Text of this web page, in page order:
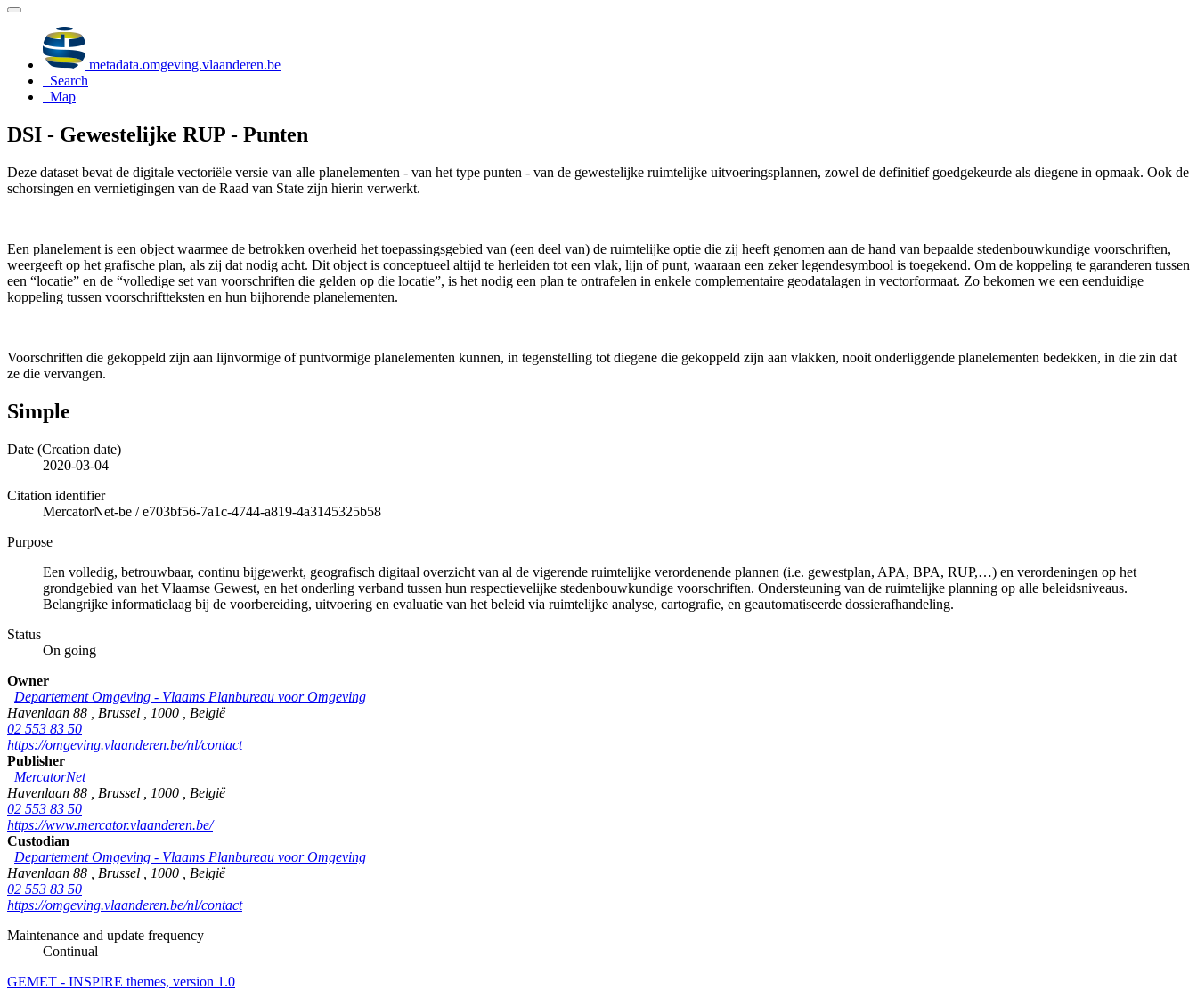
metadata.omgeving.vlaanderen.be
Search
Map
DSI - Gewestelijke RUP - Punten
Deze dataset bevat de digitale vectoriële versie van alle planelementen - van het type punten - van de gewestelijke ruimtelijke uitvoeringsplannen, zowel de definitief goedgekeurde als diegene in opmaak. Ook de
schorsingen en vernietigingen van de Raad van State zijn hierin verwerkt.
Een planelement is een object waarmee de betrokken overheid het toepassingsgebied van (een deel van) de ruimtelijke optie die zij heeft genomen aan de hand van bepaalde stedenbouwkundige voorschriften,
weergeeft op het grafische plan, als zij dat nodig acht. Dit object is conceptueel altijd te herleiden tot een vlak, lijn of punt, waaraan een zeker legendesymbool is toegekend. Om de koppeling te garanderen tussen
een “locatie” en de “volledige set van voorschriften die gelden op die locatie”, is het nodig een plan te ontrafelen in enkele complementaire geodatalagen in vectorformaat. Zo bekomen we een eenduidige
koppeling tussen voorschriftteksten en hun bijhorende planelementen.
Voorschriften die gekoppeld zijn aan lijnvormige of puntvormige planelementen kunnen, in tegenstelling tot diegene die gekoppeld zijn aan vlakken, nooit onderliggende planelementen bedekken, in die zin dat
ze die vervangen.
Simple
Date (Creation date)
2020-03-04
Citation identifier
MercatorNet-be /e703bf56-7a1c-4744-a819-4a3145325b58
Purpose
Een volledig, betrouwbaar, continu bijgewerkt, geografisch digitaal overzicht van al de vigerende ruimtelijke verordenende plannen (i.e. gewestplan, APA, BPA, RUP,…) en verordeningen op het
grondgebied van het Vlaamse Gewest, en het onderling verband tussen hun respectievelijke stedenbouwkundige voorschriften. Ondersteuning van de ruimtelijke planning op alle beleidsniveaus.
Belangrijke informatielaag bij de voorbereiding, uitvoering en evaluatie van het beleid via ruimtelijke analyse, cartografie, en geautomatiseerde dossierafhandeling.
Status
On going
Owner
Departement Omgeving - Vlaams Planbureau voor Omgeving
Havenlaan 88
Brussel 1000
België
02 553 83 50
https://omgeving.vlaanderen.be/nl/contact
Publisher
MercatorNet
Havenlaan 88
Brussel 1000
België
02 553 83 50
https://www.mercator.vlaanderen.be/
Custodian
Departement Omgeving - Vlaams Planbureau voor Omgeving
Havenlaan 88
Brussel 1000
België
02 553 83 50
https://omgeving.vlaanderen.be/nl/contact
Maintenance and update frequency
Continual
GEMET - INSPIRE themes, version 1.0